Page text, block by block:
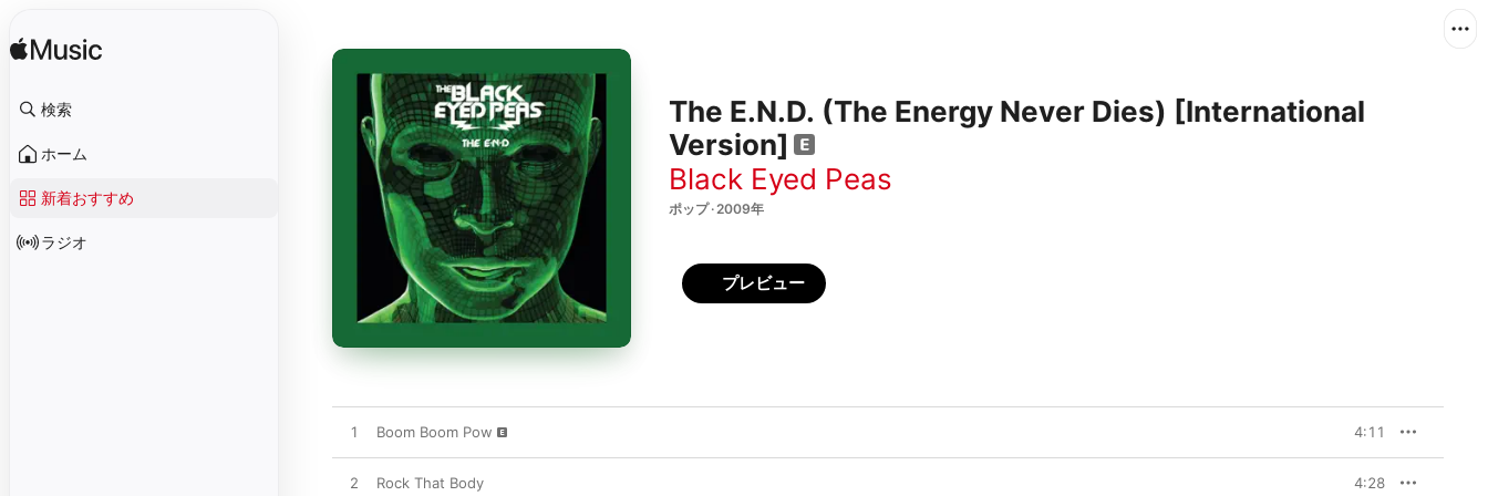
検索
ホーム
新着おすすめ
ラジオ
The E.N.D. (The Energy Never Dies) [International
Version]
Black Eyed Peas
ポップ · 2009年
プレビュー
1 Boom Boom Pow 4:11
2 Rock That Body 4:28